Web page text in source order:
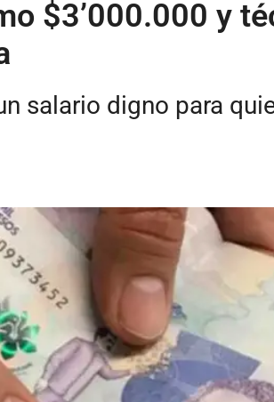
$3’000.000 y
salario digno para